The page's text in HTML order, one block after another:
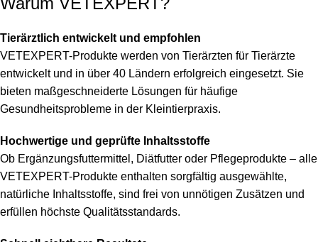
Tierärztlich entwickelt und empfohlen
VETEXPERT-Produkte werden von Tierärzten für Tierärzte
entwickelt und in über 40 Ländern erfolgreich eingesetzt. Sie
bieten maßgeschneiderte Lösungen für häufige
Gesundheitsprobleme in der Kleintierpraxis.
Hochwertige und geprüfte Inhaltsstoffe
Ob Ergänzungsfuttermittel, Diätfutter oder Pflegeprodukte – alle
VETEXPERT-Produkte enthalten sorgfältig ausgewählte,
natürliche Inhaltsstoffe, sind frei von unnötigen Zusätzen und
erfüllen höchste Qualitätsstandards.